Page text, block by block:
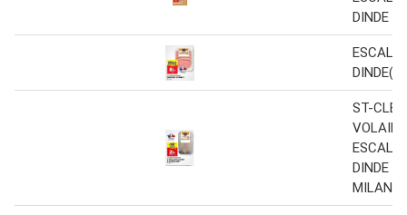
DINDE
DINDE(A)
ST-
DINDE À